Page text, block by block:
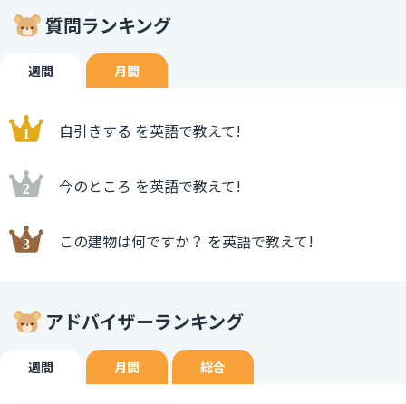
質問ランキング
週間 月間
自引きする を英語で教えて!
今のところ を英語で教えて!
この建物は何ですか？ を英語で教えて!
アドバイザーランキング
週間 月間 総合